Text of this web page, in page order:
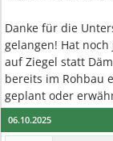
Danke für die
gelangen! Hat
auf Ziegel statt
bereits im Rohbau
geplant oder
06.10.2025